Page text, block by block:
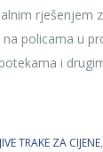
rješenjem
policama u
i
TRAKE ZA CIJENE,